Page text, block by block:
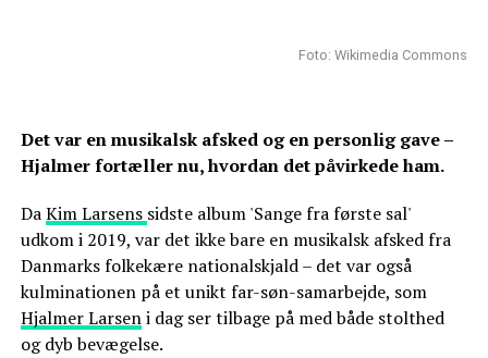
Foto: Wikimedia Commons
Det var en musikalsk afsked og en personlig gave –
Hjalmer fortæller nu, hvordan det påvirkede ham.
DaKim Larsens sidste album 'Sange fra første sal'
udkom i 2019, var det ikke bare en musikalsk afsked fra
Danmarks folkekære nationalskjald – det var også
kulminationen på et unikt far-søn-samarbejde, som
Hjalmer Larseni dag ser tilbage på med både stolthed
og dyb bevægelse.